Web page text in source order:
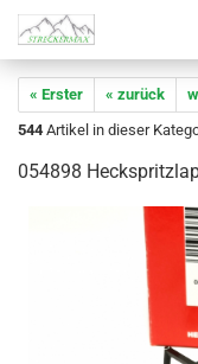
« Erster « zurück
544 Artikel in dieser
054898